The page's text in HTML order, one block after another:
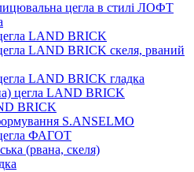
цегла в стилі ЛОФТ
LAND BRICK
LAND BRICK скеля, рваний
LAND BRICK гладка
цегла LAND BRICK
BRICK
S.ANSELMO
ФАГОТ
(рвана, скеля)